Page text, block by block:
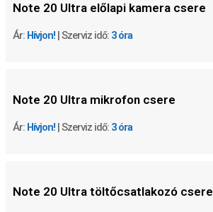
Note 20 Ultra előlapi kamera csere
Ár: Hívjon! | Szerviz idő: 3 óra
Note 20 Ultra mikrofon csere
Ár: Hívjon! | Szerviz idő: 3 óra
Note 20 Ultra töltőcsatlakozó csere